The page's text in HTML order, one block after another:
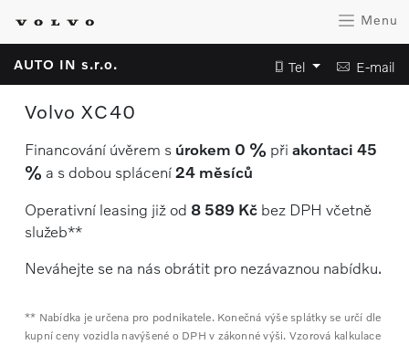
Menu
AUTO IN s.r.o. Tel E-mail
Volvo XC40
Financování úvěrem s úrokem 0 % při akontaci 45
% a s dobou splácení 24 měsíců
Operativní leasing již od 8 589 Kčbez DPH včetně
služeb**
Neváhejte se na nás obrátit pro nezávaznou nabídku.
** Nabídka je určena pro podnikatele. Konečná výše splátky se určí dle
kupní ceny vozidla navýšené o DPH v zákonné výši. Vzorová kalkulace